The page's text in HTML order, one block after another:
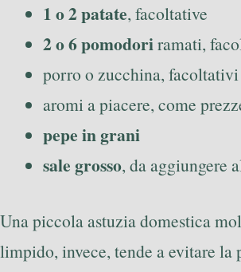
1 o 2 patate, facoltative
2 o 6 pomodoriramati,
porro o zucchina, facoltativi
aromi a piacere, come
pepe in grani
sale grosso, da aggiungere
Una piccola astuzia domestica
limpido, invece, tende a evitare la